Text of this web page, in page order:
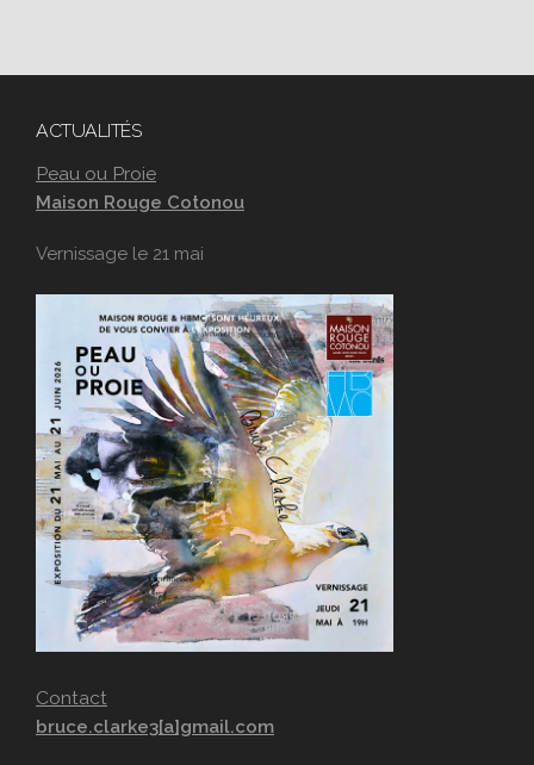
ACTUALITÉS
Peau ou Proie
Maison Rouge Cotonou
Vernissage le 21 mai
Contact
bruce.clarke3[a]gmail.com